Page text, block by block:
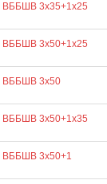
ВББШВ 3х35+1х25
ВББШВ 3х50+1х25
ВББШВ 3х50
ВББШВ 3х50+1х35
ВББШВ 3х50+1